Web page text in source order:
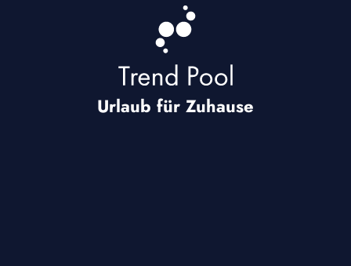
Urlaub für Zuhause